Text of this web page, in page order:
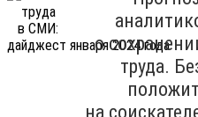
о
труда.
на